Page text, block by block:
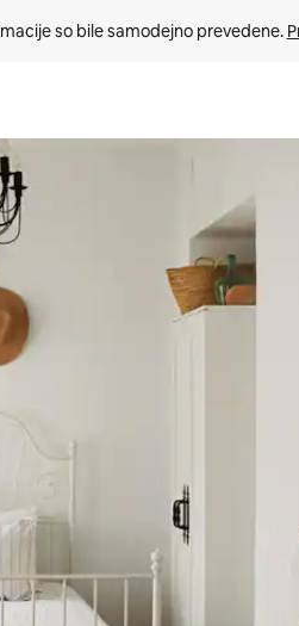
so bile samodejno prevedene.
raziskujte z dotikom ali podrsljajem.